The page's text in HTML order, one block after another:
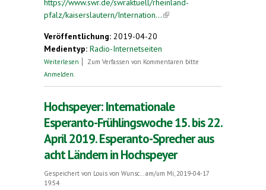
pfalz/kaiserslautern/Internation...(link is external)
Veröffentlichung: 2019-04-20
Medientyp: Radio-Internetseiten
Weiterlesen über Internationale Esperanto-Frühlingswoche in
Zum Verfassen von Kommentaren bitte
Anmelden
Hochspeyer: Internationale
Esperanto-Frühlingswoche 15. bis 22.
April 2019. Esperanto-Sprecher aus
acht Ländern in Hochspeyer
Gespeichert von Louis von Wunsc...
am/um Mi, 2019-04-17
19:54